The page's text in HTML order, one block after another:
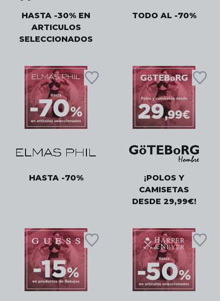
HASTA -30% EN
ARTICULOS
SELECCIONADOS
TODO AL -70%
HASTA -70%
¡POLOS Y
CAMISETAS
DESDE 29,99€!